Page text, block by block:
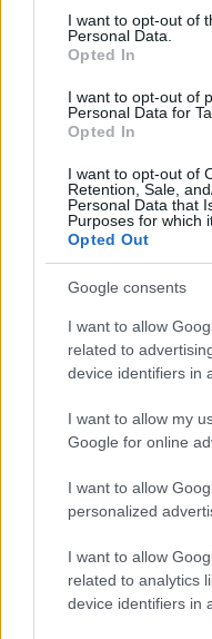
consent section.
I want to opt-out of
Personal Data.
Opted In
I want to opt-out of
Personal Data for
Opted In
I want to opt-out of
Retention, Sale,
Personal Data that
Purposes for which
Opted Out
Google consents
I want to allow
related to
device identifiers in
I want to allow my
Google for online
I want to allow
personalized
I want to allow
related to analytics
device identifiers in
A huj-i lovasroham
(forrás: warwickshire-